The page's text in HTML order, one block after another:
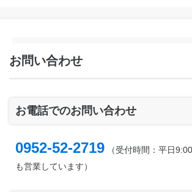
お問い合わせ
お電話でのお問い合わせ
0952-52-2719 （受付時間：平日
も営業しています）